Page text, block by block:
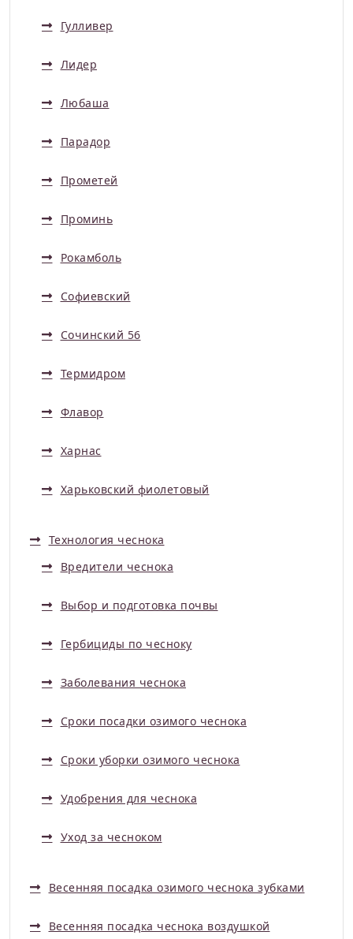
Гулливер
Лидер
Любаша
Парадор
Прометей
Проминь
Рокамболь
Софиевский
Сочинский 56
Термидром
Флавор
Харнас
Харьковский фиолетовый
Технология чеснока
Вредители чеснока
Выбор и подготовка почвы
Гербициды по чесноку
Заболевания чеснока
Сроки посадки озимого чеснока
Сроки уборки озимого чеснока
Удобрения для чеснока
Уход за чесноком
Весенняя посадка озимого чеснока зубками
Весенняя посадка чеснока воздушкой